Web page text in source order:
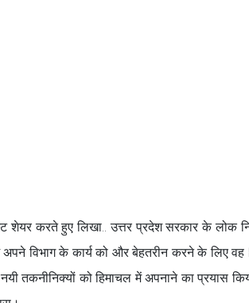
शेयर करते हुए लिखा.. उत्तर प्रदेश सरकार के लोक
विभाग के कार्य को और बेहतरीन करने के लिए
तकनीनिक्यों को हिमाचल में अपनाने का प्रयास